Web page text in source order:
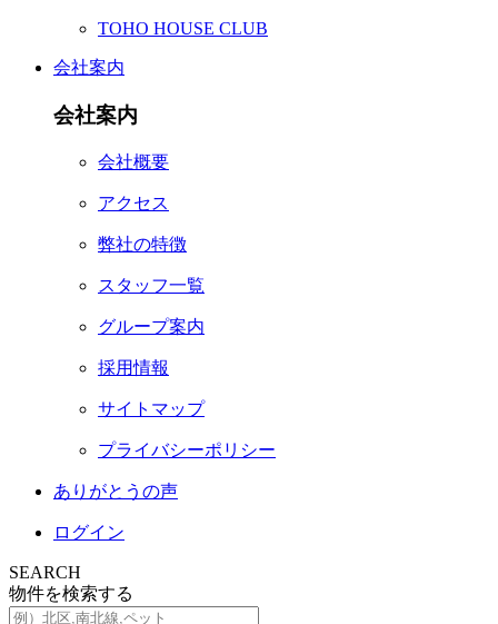
TOHO HOUSE CLUB
会社案内
会社案内
会社概要
アクセス
弊社の特徴
スタッフ一覧
グループ案内
採用情報
サイトマップ
プライバシーポリシー
ありがとうの声
ログイン
SEARCH
物件を検索する